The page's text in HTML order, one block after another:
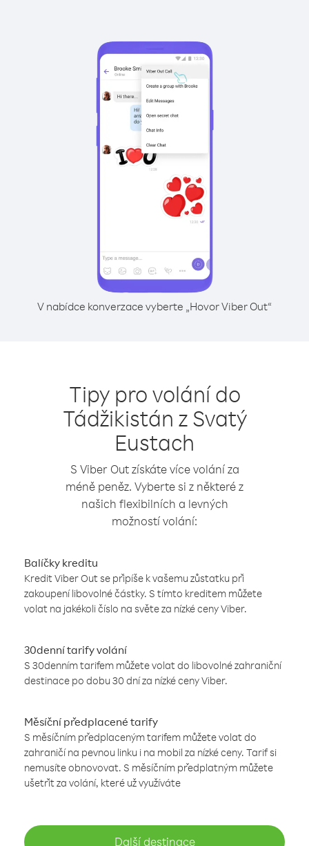
V nabídce konverzace vyberte „Hovor Viber Out“
Tipy pro volání do
Tádžikistán z Svatý
Eustach
S Viber Out získáte více volání za
méně peněz. Vyberte si z některé z
našich flexibilních a levných
možností volání:
Balíčky kreditu
Kredit Viber Out se připíše k vašemu zůstatku při
zakoupení libovolné částky. S tímto kreditem můžete
volat na jakékoli číslo na světe za nízké ceny Viber.
30denní tarify volání
S 30denním tarifem můžete volat do libovolné zahraniční
destinace po dobu 30 dní za nízké ceny Viber.
Měsíční předplacené tarify
S měsíčním předplaceným tarifem můžete volat do
zahraničí na pevnou linku i na mobil za nízké ceny. Tarif si
nemusíte obnovovat. S měsíčním předplatným můžete
ušetřit za volání, které už využíváte
Další destinace